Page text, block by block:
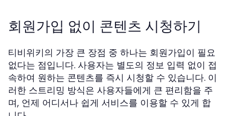
회원가입 없이 콘텐츠 시청하기
티비위키의 가장 큰 장점 중 하나는 회원가입이 필요
없다는 점입니다. 사용자는 별도의 정보 입력 없이 접
속하여 원하는 콘텐츠를 즉시 시청할 수 있습니다. 이
러한 스트리밍 방식은 사용자들에게 큰 편리함을 주
며, 언제 어디서나 쉽게 서비스를 이용할 수 있게 합